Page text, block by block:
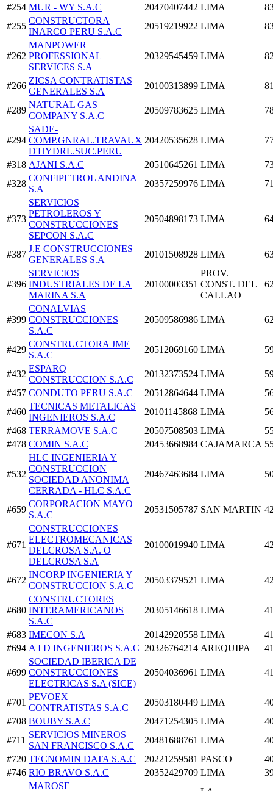
#254 MUR - WY S.A.C 20470407442 LIMA
#255
CONSTRUCTORA
INARCO PERU S.A.C
20519219922 LIMA
#262
MANPOWER
PROFESSIONAL
SERVICES S.A
20329545459 LIMA
#266
ZICSA CONTRATISTAS
GENERALES S.A
20100313899 LIMA
#289
NATURAL GAS
COMPANY S.A.C
20509783625 LIMA
#294
SADE-
COMP.GNRAL.TRAVAUX
D'HYDRL.SUC.PERU
20420535628 LIMA
#318 AJANI S.A.C 20510645261 LIMA
#328
CONFIPETROL ANDINA
S.A
20357259976 LIMA
#373
SERVICIOS
PETROLEROS Y
CONSTRUCCIONES
SEPCON S.A.C
20504898173 LIMA
#387
J.E CONSTRUCCIONES
GENERALES S.A
20101508928 LIMA
#396
SERVICIOS
INDUSTRIALES DE LA
MARINA S.A
20100003351
PROV.
CONST. DEL
CALLAO
#399
CONALVIAS
CONSTRUCCIONES
S.A.C
20509586986 LIMA
#429
CONSTRUCTORA JME
S.A.C
20512069160 LIMA
#432
ESPARQ
CONSTRUCCION S.A.C
20132373524 LIMA
#457 CONDUTO PERU S.A.C 20512864644 LIMA
#460
TECNICAS METALICAS
INGENIEROS S.A.C
20101145868 LIMA
#468 TERRAMOVE S.A.C 20507508503 LIMA
#478 COMIN S.A.C 20453668984 CAJAMARCA
#532
HLC INGENIERIA Y
CONSTRUCCION
SOCIEDAD ANONIMA
CERRADA - HLC S.A.C
20467463684 LIMA
#659
CORPORACION MAYO
S.A.C
20531505787 SAN MARTIN
#671
CONSTRUCCIONES
ELECTROMECANICAS
DELCROSA S.A. O
DELCROSA S.A
20100019940 LIMA
#672
INCORP INGENIERIA Y
CONSTRUCCION S.A.C
20503379521 LIMA
#680
CONSTRUCTORES
INTERAMERICANOS
S.A.C
20305146618 LIMA
#683 IMECON S.A 20142920558 LIMA
#694 A I D INGENIEROS S.A.C 20326764214 AREQUIPA
#699
SOCIEDAD IBERICA DE
CONSTRUCCIONES
ELECTRICAS S.A (SICE)
20504036961 LIMA
#701
PEVOEX
CONTRATISTAS S.A.C
20503180449 LIMA
#708 BOUBY S.A.C 20471254305 LIMA
#711
SERVICIOS MINEROS
SAN FRANCISCO S.A.C
20481688761 LIMA
#720 TECNOMIN DATA S.A.C 20221259581 PASCO
#746 RIO BRAVO S.A.C 20352429709 LIMA
MAROSE